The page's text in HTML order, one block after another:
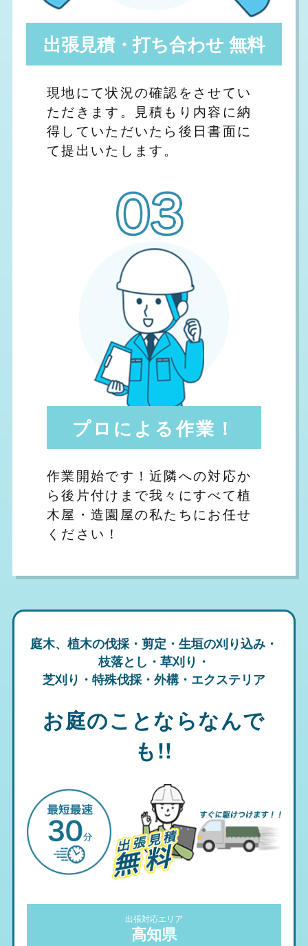
出張見積・打ち合わせ 無料
現地にて状況の確認をさせてい
ただきます。見積もり内容に納
得していただいたら後日書面に
て提出いたします。
プロによる作業！
作業開始です！近隣への対応か
ら後片付けまで我々にすべて植
木屋・造園屋の私たちにお任せ
ください！
庭木、植木の伐採・剪定・生垣の刈り込み・
枝落とし・草刈り・
芝刈り・特殊伐採・外構・エクステリア
お庭のことならなんで
も!!
出張対応エリア
高知県